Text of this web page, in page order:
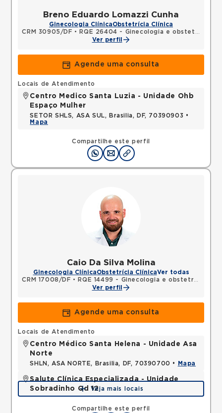
Breno Eduardo Lomazzi Cunha
Ginecologia ClínicaObstetrícia Clínica
CRM 30905/DF •
RQE 26404 - Ginecologia e obstetrícia
Ver perfil
Agende uma consulta
Compartilhe este perfil
Locais de Atendimento
Centro Medico Santa Luzia - Unidade Ohb
Espaço Mulher
SETOR SHLS, ASA SUL, Brasilia, DF, 70390903 •
Mapa
Caio Da Silva Molina
Ginecologia ClínicaObstetrícia ClínicaVer todas
CRM 17008/DF •
RQE 14499 - Ginecologia e obstetrícia
Ver perfil
Agende uma consulta
Compartilhe este perfil
Locais de Atendimento
Centro Médico Santa Helena - Unidade Asa
Norte
SHLN, ASA NORTE, Brasilia, DF, 70390700 • Mapa
Salute Clínica Especializada - Unidade
Sobradinho Qd 12
QUADRA, SOBRADINHO, Brasilia, DF, 73010120 •
Veja mais locais